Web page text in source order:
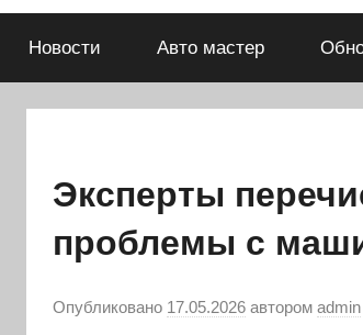
Новости Авто мастер
Эксперты
проблемы с
Опубликовано 17.05.2026 автором admin